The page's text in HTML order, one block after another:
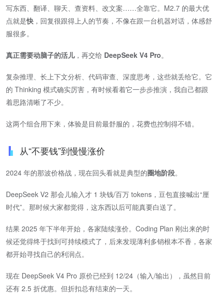
写东西、翻译、聊天、查资料、改文案……全靠它。M2.7 的最大优
点就是​快 ​，回复很跟得上人的节奏，不像在跟一台机器对话，体感舒
服很多。
真正需要动脑子的活儿​，再交给 ​ DeepSeek V4 Pro​。
复杂推理、长上下文分析、代码审查、深度思考，这些就丢给它。它
的 Thinking 模式确实厉害，有时候看着它一步步推演，我自己都跟
着思路清晰了不少。
这两个组合用下来，体验是目前最舒服的，花费也控制得不错。
从“不要钱”到慢慢涨价
2024 年的那波价格战，现在回头看就是典型的​圈地阶段​。
DeepSeek V2 那会儿输入才 1 块钱/百万 tokens，豆包直接喊出“厘
时代”。那时候大家都觉得，这东西以后可能真要白送了。
结果 2025 年下半年开始，各家陆续涨价。Coding Plan 刚出来的时
候还觉得终于找到可持续模式了，后来发现薄利多销根本不香，各家
都开始寻找自己的利润点。
现在 DeepSeek V4 Pro 原价已经到 12/24（输入/输出），虽然目前
还有 2.5 折优惠。但折扣总有结束的一天。